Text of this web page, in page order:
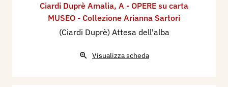
Ciardi Duprè Amalia, A - OPERE su carta
MUSEO - Collezione Arianna Sartori
(Ciardi Duprè) Attesa dell'alba
Visualizza scheda